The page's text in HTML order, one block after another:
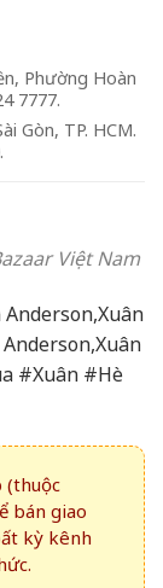
Phường Hoàn
7777.
Gòn, TP. HCM.
Việt Nam
#Xuân #Hè
(thuộc
bán giao
kỳ kênh